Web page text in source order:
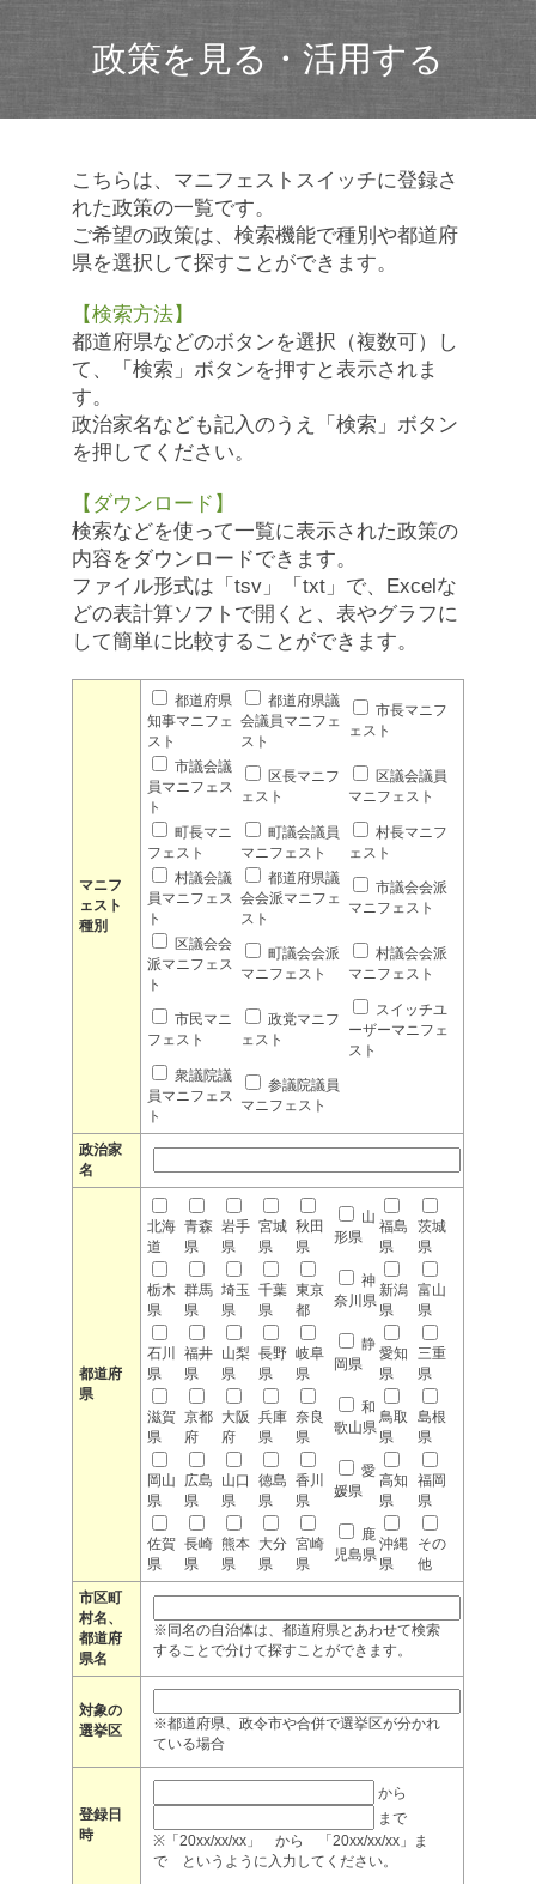
政策を見る・活用する
こちらは、マニフェストスイッチに登録さ
れた政策の一覧です。
ご希望の政策は、検索機能で種別や都道府
県を選択して探すことができます。
【検索方法】
都道府県などのボタンを選択（複数可）し
て、「検索」ボタンを押すと表示されま
す。
政治家名なども記入のうえ「検索」ボタン
を押してください。
【ダウンロード】
検索などを使って一覧に表示された政策の
内容をダウンロードできます。
ファイル形式は「tsv」「txt」で、Excelな
どの表計算ソフトで開くと、表やグラフに
して簡単に比較することができます。
マニフ
ェスト
種別
都道府県
知事マニフェ
スト
都道府県議
会議員マニフェ
スト
市長マニフ
ェスト
市議会議
員マニフェス
ト
区長マニフ
ェスト
区議会議員
マニフェスト
町長マニ
フェスト
町議会議員
マニフェスト
村長マニフ
ェスト
村議会議
員マニフェス
ト
都道府県議
会会派マニフェ
スト
市議会会派
マニフェスト
区議会会
派マニフェス
ト
町議会会派
マニフェスト
村議会会派
マニフェスト
市民マニ
フェスト
政党マニフ
ェスト
スイッチユ
ーザーマニフェ
スト
衆議院議
員マニフェス
ト
参議院議員
マニフェスト
政治家
名
都道府
県
北海
道
青森
県
岩手
県
宮城
県
秋田
県
山
形県
福島
県
茨城
県
栃木
県
群馬
県
埼玉
県
千葉
県
東京
都
神
奈川県
新潟
県
富山
県
石川
県
福井
県
山梨
県
長野
県
岐阜
県
静
岡県
愛知
県
三重
県
滋賀
県
京都
府
大阪
府
兵庫
県
奈良
県
和
歌山県
鳥取
県
島根
県
岡山
県
広島
県
山口
県
徳島
県
香川
県
愛
媛県
高知
県
福岡
県
佐賀
県
長崎
県
熊本
県
大分
県
宮崎
県
鹿
児島県
沖縄
県
その
他
市区町
村名、
都道府
県名
※同名の自治体は、都道府県とあわせて検索
することで分けて探すことができます。
対象の
選挙区
※都道府県、政令市や合併で選挙区が分かれ
ている場合
登録日
時
から
まで
※「20xx/xx/xx」 から 「20xx/xx/xx」ま
で というように入力してください。